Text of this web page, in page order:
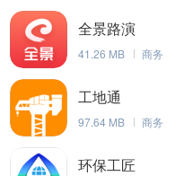
全景路演
41.26 MB 商务
工地通
97.64 MB 商务
环保工匠